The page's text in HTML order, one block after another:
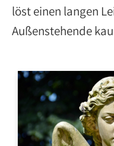
löst einen langen
Außenstehende